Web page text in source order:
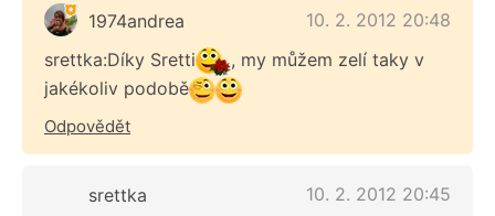
1974andrea
10. 2. 2012 20:48
srettka:Díky Sretti
, my můžem zelí taky v
jakékoliv podobě
Odpovědět
srettka
10. 2. 2012 20:45